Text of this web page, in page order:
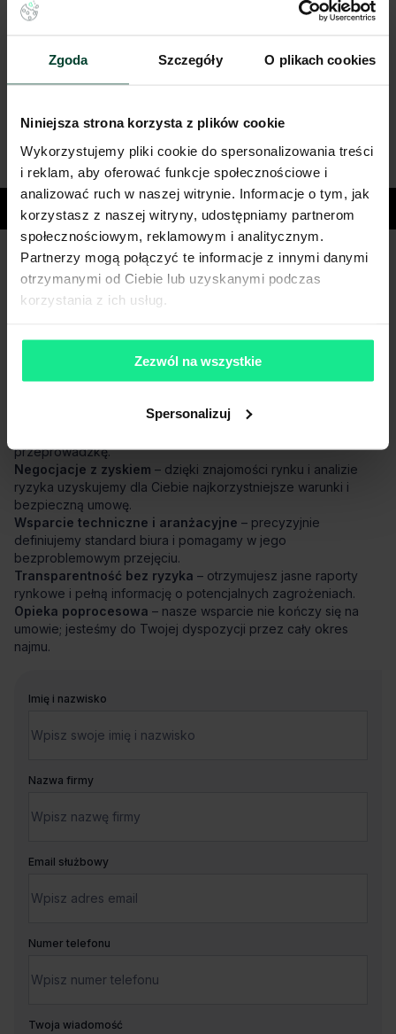
Zgoda Szczegóły O plikach cookies
Niniejsza strona korzysta z plików cookie
Wykorzystujemy pliki cookie do spersonalizowania treści
i reklam, aby oferować funkcje społecznościowe i
analizować ruch w naszej witrynie. Informacje o tym, jak
korzystasz z naszej witryny, udostępniamy partnerom
społecznościowym, reklamowym i analitycznym.
Partnerzy mogą połączyć te informacje z innymi danymi
otrzymanymi od Ciebie lub uzyskanymi podczas
korzystania z ich usług.
Zezwól na wszystkie
Spersonalizuj
Miasta
Masz pytania dotyczące oferty?
Dlaczego warto skorzytać z pomocy doradców?
Płynny proces i oszczędność czasu
– dedykowany opiekun
przeprowadzkę.
Negocjacje z zyskiem – dzięki znajomości rynku i analizie
ryzyka uzyskujemy dla Ciebie najkorzystniejsze warunki i
bezpieczną umowę.
Wsparcie techniczne i aranżacyjne – precyzyjnie
definiujemy standard biura i pomagamy w jego
bezproblemowym przejęciu.
Transparentność bez ryzyka – otrzymujesz jasne raporty
rynkowe i pełną informację o potencjalnych zagrożeniach.
Opieka poprocesowa – nasze wsparcie nie kończy się na
umowie; jesteśmy do Twojej dyspozycji przez cały okres
najmu.
Imię i nazwisko
Nazwa firmy
Email służbowy
Numer telefonu
Twoja wiadomość